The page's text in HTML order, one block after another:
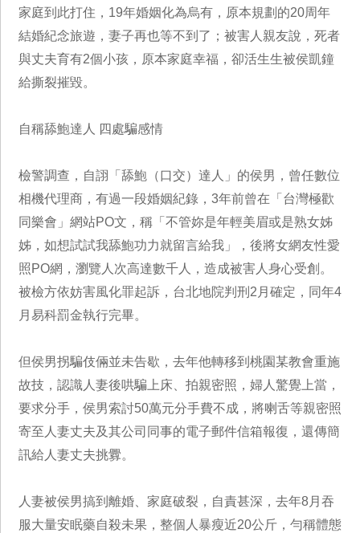
家庭到此打住，19年婚姻化為烏有，原本規劃的20周年
結婚紀念旅遊，妻子再也等不到了；被害人親友說，死者
與丈夫育有2個小孩，原本家庭幸福，卻活生生被侯凱鐘
給撕裂摧毀。
自稱舔鮑達人 四處騙感情
檢警調查，自詡「舔鮑（口交）達人」的侯男，曾任數位
相機代理商，有過一段婚姻紀錄，3年前曾在「台灣極歡
同樂會」網站PO文，稱「不管妳是年輕美眉或是熟女姊
姊，如想試試我舔鮑功力就留言給我」，後將女網友性愛
照PO網，瀏覽人次高達數千人，造成被害人身心受創。
被檢方依妨害風化罪起訴，台北地院判刑2月確定，同年4
月易科罰金執行完畢。
但侯男拐騙伎倆並未告歇，去年他轉移到桃園某教會重施
故技，認識人妻後哄騙上床、拍親密照，婦人驚覺上當，
要求分手，侯男索討50萬元分手費不成，將喇舌等親密照
寄至人妻丈夫及其公司同事的電子郵件信箱報復，還傳簡
訊給人妻丈夫挑釁。
人妻被侯男搞到離婚、家庭破裂，自責甚深，去年8月吞
服大量安眠藥自殺未果，整個人暴瘦近20公斤，勻稱體態